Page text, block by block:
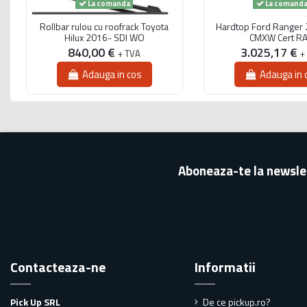
La comanda
Rollbar rulou cu roofrack Toyota
Hilux 2016- SDI WO
840,00 €+ TVA
Adauga in cos
La comanda
Hardtop Ford Ranger
CMXW Cert
3.025,17 €
Adauga in
Aboneaza-te la
Contacteaza-ne
Pick Up SRL
Informatii
De ce pickup.ro?